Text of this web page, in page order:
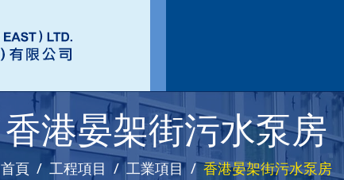
香港晏架街污水泵房
首頁 工程項目 工業項目 香港晏架街污水泵房